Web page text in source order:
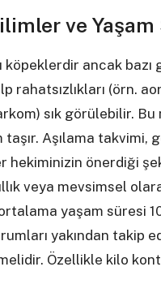
ve Yaşam
ancak bazı
rahatsızlıkları (örn.
sık görülebilir.
Aşılama takvimi,
hekiminizin önerdiği
veya mevsimsel
yaşam süresi
yakından takip
Özellikle kilo